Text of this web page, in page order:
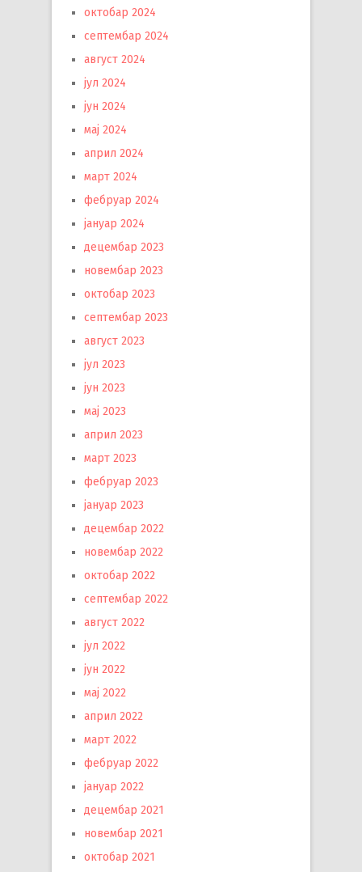
октобар 2024
септембар 2024
август 2024
јул 2024
јун 2024
мај 2024
април 2024
март 2024
фебруар 2024
јануар 2024
децембар 2023
новембар 2023
октобар 2023
септембар 2023
август 2023
јул 2023
јун 2023
мај 2023
април 2023
март 2023
фебруар 2023
јануар 2023
децембар 2022
новембар 2022
октобар 2022
септембар 2022
август 2022
јул 2022
јун 2022
мај 2022
април 2022
март 2022
фебруар 2022
јануар 2022
децембар 2021
новембар 2021
октобар 2021